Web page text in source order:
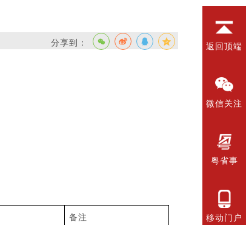
分享到：
备注
返回顶端
微信关注
粤省事
移动门户